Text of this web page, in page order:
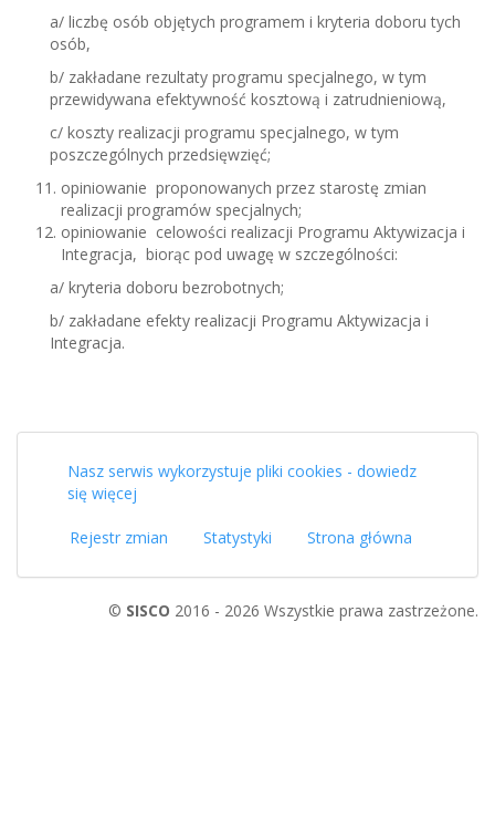
a/ liczbę osób objętych programem i kryteria doboru tych
osób,
b/ zakładane rezultaty programu specjalnego, w tym
przewidywana efektywność kosztową i zatrudnieniową,
c/ koszty realizacji programu specjalnego, w tym
poszczególnych przedsięwzięć;
opiniowanie proponowanych przez starostę zmian
realizacji programów specjalnych;
opiniowanie celowości realizacji Programu Aktywizacja i
Integracja, biorąc pod uwagę w szczególności:
a/ kryteria doboru bezrobotnych;
b/ zakładane efekty realizacji Programu Aktywizacja i
Integracja.
Nasz serwis wykorzystuje pliki cookies - dowiedz
się więcej
Rejestr zmian Statystyki Strona główna
© SISCO 2016 - 2026 Wszystkie prawa zastrzeżone.